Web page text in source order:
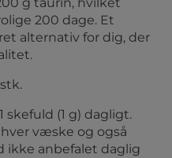
200 dage. Et
alternativ for dig, der
skefuld (1 g) dagligt.
væske og også
ikke anbefalet daglig